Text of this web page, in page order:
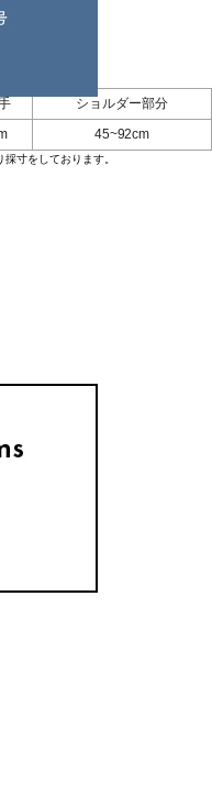
ショルダー部分
45~92cm
寸をしております。